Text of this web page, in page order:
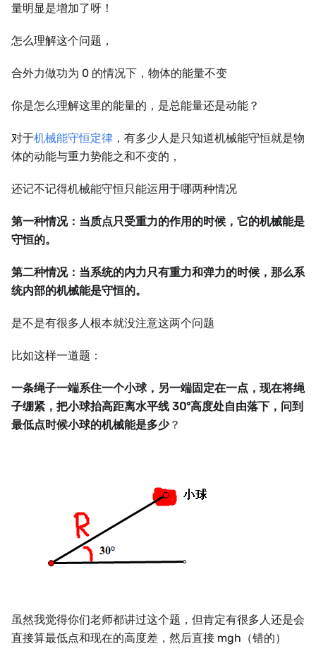
量明显是增加了呀！
怎么理解这个问题，
合外力做功为 0 的情况下，物体的能量不变
你是怎么理解这里的能量的，是总能量还是动能？
对于机械能守恒定律 ，有多少人是只知道机械能守恒就是物
体的动能与重力势能之和不变的，
还记不记得机械能守恒只能运用于哪两种情况
第一种情况：当质点只受重力的作用的时候，它的机械能是
守恒的。
第二种情况：当系统的内力只有重力和弹力的时候，那么系
统内部的机械能是守恒的。
是不是有很多人根本就没注意这两个问题
比如这样一道题：
一条绳子一端系住一个小球，另一端固定在一点，现在将绳
子绷紧，把小球抬高距离水平线 30°高度处自由落下，问到
最低点时候小球的机械能是多少？
虽然我觉得你们老师都讲过这个题，但肯定有很多人还是会
直接算最低点和现在的高度差，然后直接 mgh（错的）